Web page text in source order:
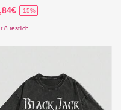
-15%
8 restlich